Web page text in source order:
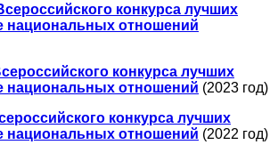
конкурса лучших
национальных отношений
конкурса лучших
национальных отношений (2023 год)
конкурса лучших
национальных отношений (2022 год)